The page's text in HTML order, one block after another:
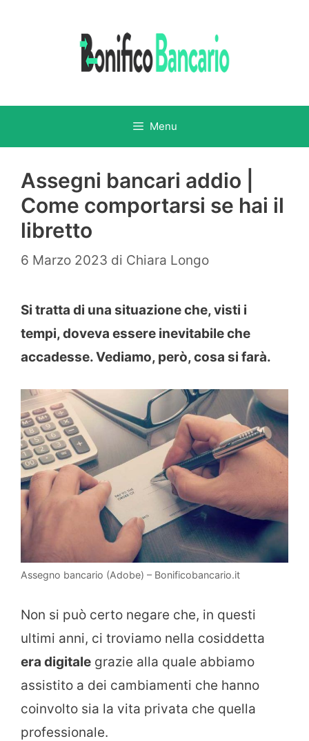
Menu
Assegni bancari addio |
Come comportarsi se hai il
libretto
6 Marzo 2023 di Chiara Longo
Si tratta di una situazione che, visti i
tempi, doveva essere inevitabile che
accadesse. Vediamo, però, cosa si farà.
Assegno bancario (Adobe) – Bonificobancario.it
Non si può certo negare che, in questi
ultimi anni, ci troviamo nella cosiddetta
era digitale grazie alla quale abbiamo
assistito a dei cambiamenti che hanno
coinvolto sia la vita privata che quella
professionale.